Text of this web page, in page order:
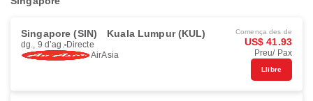
Singapore (SIN) Kuala Lumpur (KUL)
dg., 9 d’ag. Directe
AirAsia
Comença des de
US$ 41.93
Preu/ Pax
Llibre